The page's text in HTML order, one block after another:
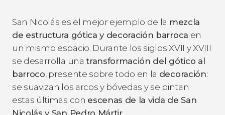
San Nicolás es el mejor ejemplo de la mezcla
de estructura gótica y decoración barroca en
un mismo espacio. Durante los siglos XVII y XVIII
se desarrolla unatransformación del gótico al
barroco, presente sobre todo en la decoración:
se suavizan los arcos y bóvedas y se pintan
estas últimas con escenas de la vida de San
Nicolás y San Pedro Mártir.